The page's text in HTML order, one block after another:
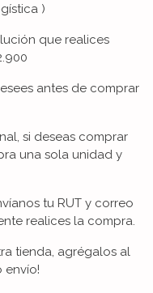
)
que realices
antes de comprar
si deseas comprar
una sola unidad y
tu RUT y correo
realices la compra.
tienda, agrégalos al
envío!